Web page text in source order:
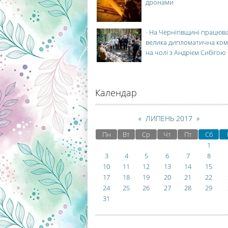
дронами
- На Чернігівщині
велика дипломатична
на чолі з Андрієм Сибігою
Календар
« ЛИПЕНЬ 2017 »
Пн Вт Ср Чт Пт Сб
1
3
4 5 6 7 8
10
11 12 13 14 15
17
18 19 20 21 22
24
25 26 27 28 29
31